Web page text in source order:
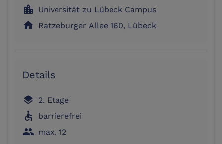
location_city Universität zu Lübeck Campus
home Ratzeburger Allee 160, Lübeck
Details
layers 2. Etage
accessible barrierefrei
people max. 12